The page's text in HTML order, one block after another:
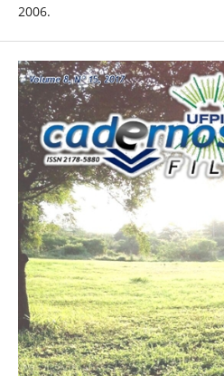
2006.